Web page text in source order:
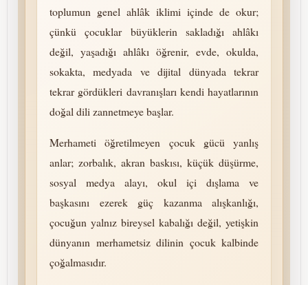
toplumun genel ahlâk iklimi içinde de okur;
çünkü çocuklar büyüklerin sakladığı ahlâkı
değil, yaşadığı ahlâkı öğrenir, evde, okulda,
sokakta, medyada ve dijital dünyada tekrar
tekrar gördükleri davranışları kendi hayatlarının
doğal dili zannetmeye başlar.
Merhameti öğretilmeyen çocuk gücü yanlış
anlar; zorbalık, akran baskısı, küçük düşürme,
sosyal medya alayı, okul içi dışlama ve
başkasını ezerek güç kazanma alışkanlığı,
çocuğun yalnız bireysel kabalığı değil, yetişkin
dünyanın merhametsiz dilinin çocuk kalbinde
çoğalmasıdır.